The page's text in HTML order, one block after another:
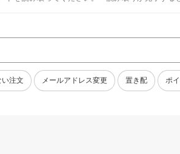
注文 メールアドレス変更 置き配 ポ